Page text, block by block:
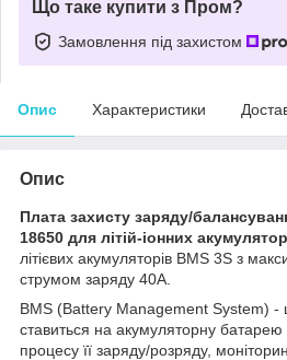
Що таке купити з Пром?
Замовлення під захистом
Опис Характеристики
Опис
Плата захисту заряду/
18650 для літій-іонних
літієвих акумуляторів BMS 3S з
струмом заряду 40А.
BMS (Battery Management System) -
ставиться на акумуляторну
процесу її заряду/розряду,